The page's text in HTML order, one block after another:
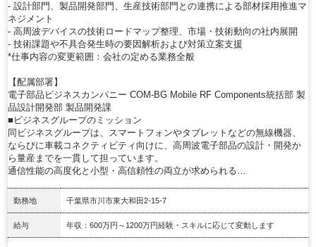
- 設計部門、製品開発部門、生産技術部門との連携による部材採用推進マ
ネジメント
- 高周波デバイスの技術ロードマップ整理、市場・技術動向の社内展開
- 技術課題や不具合発生時の要因解析および対策立案支援
*仕事内容の変更範囲：会社の定める業務全般
【配属部署】
電子部品ビジネスカンパニー COM-BG Mobile RF Components統括部 製
品設計開発部 製品開発課
■ビジネスグループのミッション
同ビジネスグループは、スマートフォンやタブレットなどの無線機器、
ならびに車載コネクティビティ向けに、高周波電子部品の設計・開発か
ら量産までを一貫して担っています。
通信性能の高度化と小型・高信頼性の両立が求められる…
勤務地 千葉県市川市東大和田2-15-7
給与 年収：600万円～1200万円経験・スキルに応じて変動します